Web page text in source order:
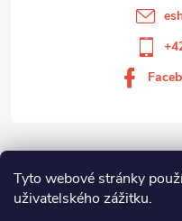
Tyto webové stránky
uživatelského zážitku.
Vše o nákupu
Aromka Brno s.r.o